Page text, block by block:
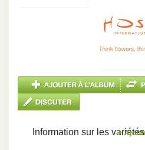
Information sur les variétés